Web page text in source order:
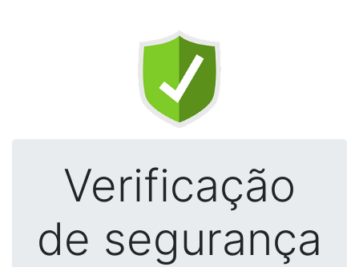
Verificação
de segurança